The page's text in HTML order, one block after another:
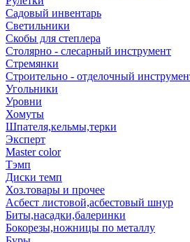
Садовый инвентарь
Светильники
Скобы для степлера
Столярно - слесарный инструмент
Стремянки
Строительно - отделочный
Угольники
Уровни
Хомуты
Шпателя,кельмы,терки
Эксперт
Master color
Тэмп
Диски темп
Хоз.товары и прочее
Асбест листовой,асбестовый шнур
Биты,насадки,балеринки
Бокорезы,ножницы по металлу